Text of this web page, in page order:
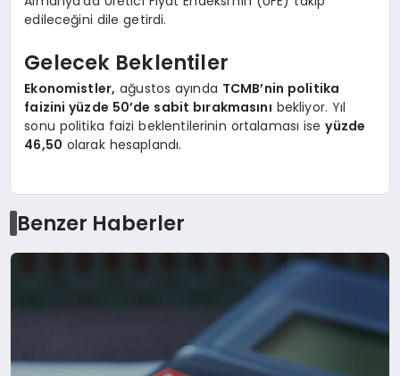
edileceğini dile getirdi.
Gelecek Beklentiler
Ekonomistler, ağustos ayında TCMB’nin politika
faizini yüzde 50’de sabit bırakmasını bekliyor. Yıl
sonu politika faizi beklentilerinin ortalaması iseyüzde
46,50 olarak hesaplandı.
Benzer Haberler